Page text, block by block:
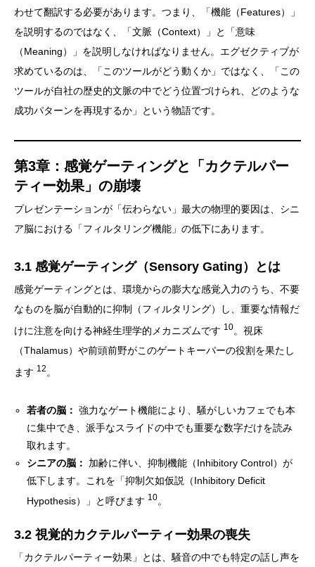
わせて翻訳する必要があります。つまり、「機能（Features）」
を説明するのではなく、「文脈（Context）」と「意味
（Meaning）」を説明しなければなりません。エグゼクティブが
求めているのは、「このツールがどう動くか」ではなく、「この
ツールが自社の歴史的文脈の中でどう位置づけられ、どのような
成功パターンを再現するか」という物語です。
第3章：感覚ゲーティングと「カクテルパー
ティー効果」の崩壊
プレゼンテーションが「伝わらない」最大の物理的要因は、シニ
ア脳における「フィルタリング機能」の低下にあります。
3.1 感覚ゲーティング（Sensory Gating）とは
感覚ゲーティングとは、環境からの膨大な感覚入力のうち、不要
なものを脳が自動的に抑制（フィルタリング）し、重要な情報だ
けに注意を向ける神経生理学的メカニズムです 10。視床
（Thalamus）や前頭前野がこのゲートキーパーの役割を果たし
ます 12 。
若者の脳： 強力なゲート機能により、騒がしいカフェでも本
に集中でき、派手なスライドの中でも重要な数字だけを読み
取れます。
シニアの脳：
加齢に伴い、抑制機能（Inhibitory Control）が
低下します。これを「抑制欠如仮説（Inhibitory Deficit
Hypothesis）」と呼びます 10。
3.2 視覚的カクテルパーティー効果の喪失
「カクテルパーティー効果」とは、騒音の中でも特定の話し声を